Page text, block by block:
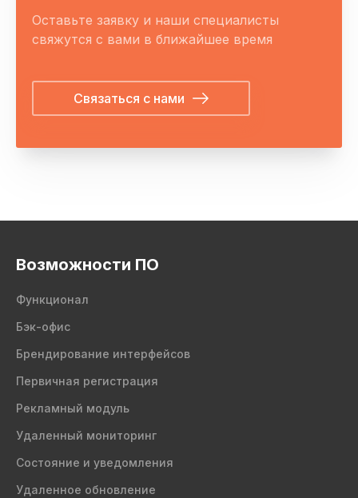
Оставьте заявку и наши специалисты
свяжутся с вами в ближайшее время
Связаться с нами
Возможности ПО
Функционал
Бэк-офис
Брендирование интерфейсов
Первичная регистрация
Рекламный модуль
Удаленный мониторинг
Состояние и уведомления
Удаленное обновление